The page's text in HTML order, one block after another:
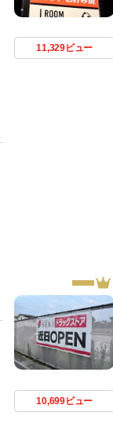
11,329ビュー
10,699ビュー